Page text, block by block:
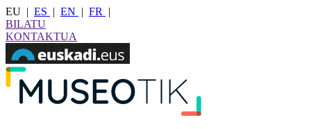
EU | ES | EN | FR
|
BILATU
KONTAKTUA